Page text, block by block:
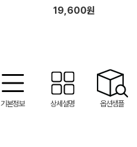
19,600원
기본정보 상세설명 옵션샘플